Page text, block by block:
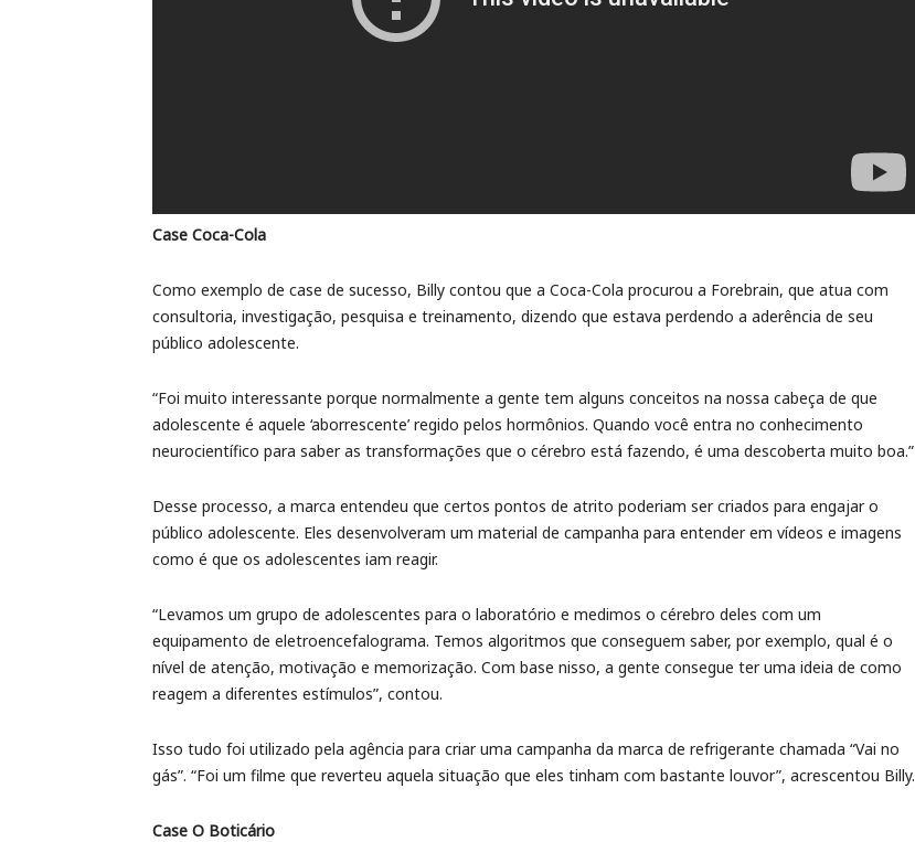
Case Coca-Cola
Como exemplo de case de sucesso, Billy contou que a Coca-Cola procurou a Forebrain, que atua com
consultoria, investigação, pesquisa e treinamento, dizendo que estava perdendo a aderência de seu
público adolescente.
“Foi muito interessante porque normalmente a gente tem alguns conceitos na nossa cabeça de que
adolescente é aquele ‘aborrescente’ regido pelos hormônios. Quando você entra no conhecimento
neurocientífico para saber as transformações que o cérebro está fazendo, é uma descoberta muito boa.”
Desse processo, a marca entendeu que certos pontos de atrito poderiam ser criados para engajar o
público adolescente. Eles desenvolveram um material de campanha para entender em vídeos e imagens
como é que os adolescentes iam reagir.
“Levamos um grupo de adolescentes para o laboratório e medimos o cérebro deles com um
equipamento de eletroencefalograma. Temos algoritmos que conseguem saber, por exemplo, qual é o
nível de atenção, motivação e memorização. Com base nisso, a gente consegue ter uma ideia de como
reagem a diferentes estímulos”, contou.
Isso tudo foi utilizado pela agência para criar uma campanha da marca de refrigerante chamada “Vai no
gás”. “Foi um filme que reverteu aquela situação que eles tinham com bastante louvor”, acrescentou Billy.
Case O Boticário